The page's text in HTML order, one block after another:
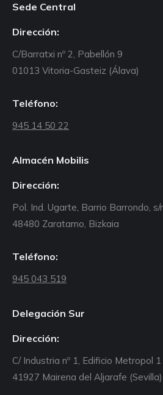
Sede Central
Dirección:
C/Barratxi nº 2, Pabellón 9
01013 Vitoria-Gasteiz (Álava)
Teléfono:
945 14 50 22
Almacén Mobilis
Dirección:
Pol. Ind. Ugarte, Barrio Barrondo, s/
48480 Zaratamo, Bizkaia
Teléfono:
945 043 519
Delegación Sur
Dirección:
C/ Industria nº 1, Edificio Metropol
41927 Mairena del Aljarafe (Sevilla)